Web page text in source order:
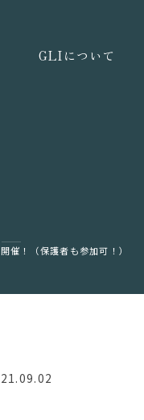
GLIについて
催！（保護者も参加可！）